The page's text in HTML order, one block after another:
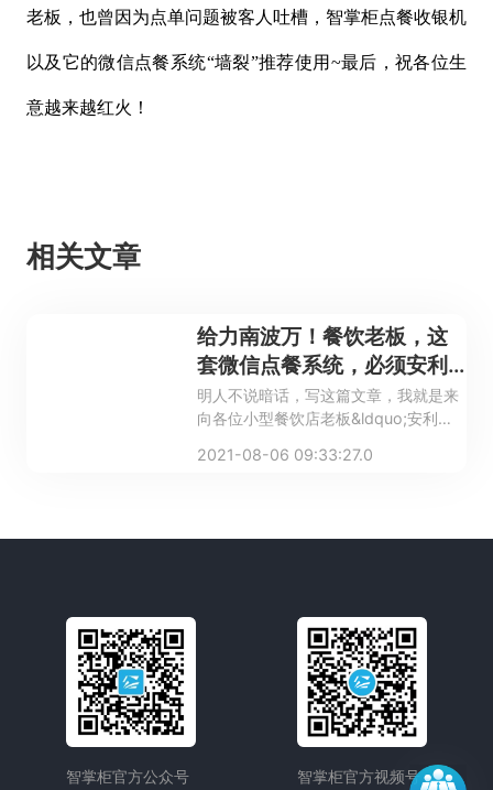
老板，也曾因为点单问题被客人吐槽，智掌柜点餐收银机
以及它的微信点餐系统“墙裂”推荐使用~最后，祝各位生
意越来越红火！
相关文章
给力南波万！餐饮老板，这
套微信点餐系统，必须安利
给你们
明人不说暗话，写这篇文章，我就是来
向各位小型餐饮店老板&ldquo;安利
2021-08-06 09:33:27.0
智掌柜官方公众号 智掌柜官方视频号